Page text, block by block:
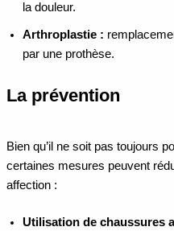
la douleur.
Arthroplastie :
par une prothèse.
La prévention
Bien qu’il ne soit pas toujours
certaines mesures peuvent
affection :
Utilisation de chaussures